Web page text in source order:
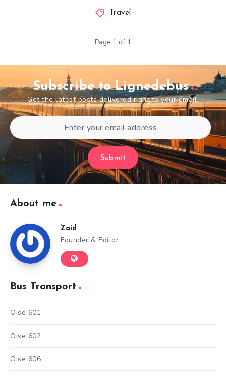
Travel
Page 1 of 1
Subscribe to Lignedebus
Get the latest posts delivered right to your email.
Submit
About me
Zaid
Founder & Editor
Bus Transport
Oise 601
Oise 602
Oise 606